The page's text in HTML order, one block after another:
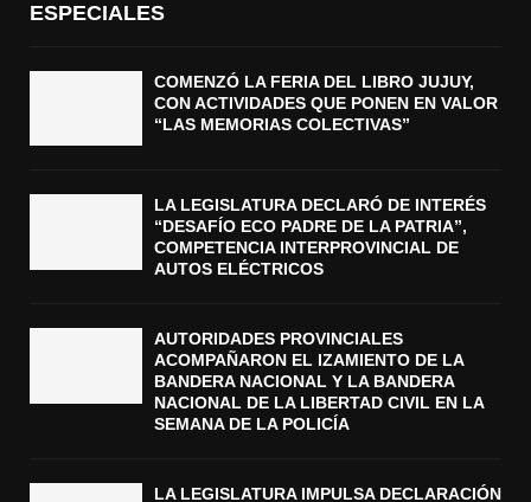
ESPECIALES
COMENZÓ LA FERIA DEL LIBRO JUJUY,
CON ACTIVIDADES QUE PONEN EN VALOR
“LAS MEMORIAS COLECTIVAS”
LA LEGISLATURA DECLARÓ DE INTERÉS
“DESAFÍO ECO PADRE DE LA PATRIA”,
COMPETENCIA INTERPROVINCIAL DE
AUTOS ELÉCTRICOS
AUTORIDADES PROVINCIALES
ACOMPAÑARON EL IZAMIENTO DE LA
BANDERA NACIONAL Y LA BANDERA
NACIONAL DE LA LIBERTAD CIVIL EN LA
SEMANA DE LA POLICÍA
LA LEGISLATURA IMPULSA DECLARACIÓN